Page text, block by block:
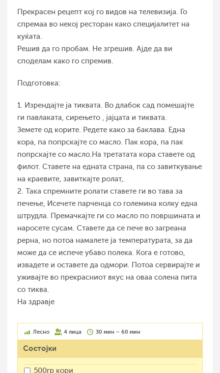
Прекрасен рецепт кој го видов на телевизија. Го
спремаа во некој ресторан како специјалитет на
куќата.
Решив да го пробам. Не згрешив. Ајде да ви
споделам како го спремив.
Подготовка:
1. Изрендајте ја тиквата. Во длабок сад помешајте
ги павлаката, сирењето , јајцата и тиквата.
Земете од корите. Редете како за баклава. Една
кора, па попрскајте со масло. Пак кора, па пак
попрскајте со масло.На третатата кора ставете од
филот. Ставете на едната страна, па со завиткување
на краевите, завиткајте ролат,.
2. Така спремните ролати ставете ги во тава за
печење, Исечете парченца со големина колку една
штрудла. Премачкајте ги со масло по површината и
наросете сусам. Ставете да се пече во загреана
рерна, но потоа намалете ја температурата, за да
може да се испече убаво полека. Кога е готово,
извадете и оставете да одмори. Потоа сервирајте и
уживајте во прекрасниот вкус на оваа солена пита
со тиква.
На здравје
Лесно 4 лица 30 мин – 60 мин
Состојки
500гр кори